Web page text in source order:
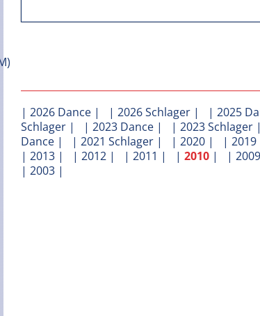
| 2026 Dance | | 2026 Schlager | | 2025
Schlager | | 2023 Dance | | 2023 Schlager
Dance | | 2021 Schlager | | 2020 | | 2019
| 2013 | | 2012 | | 2011 | | 2010 | | 2009
| 2003 |